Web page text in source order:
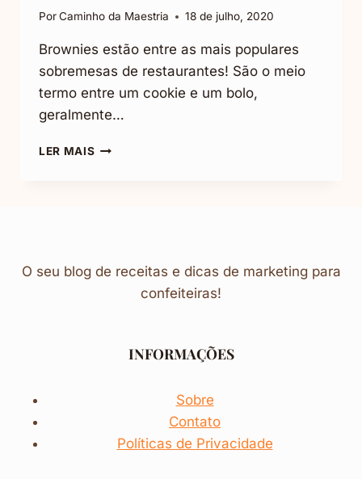
PorCaminho da Maestria 18 de julho, 2020
Brownies estão entre as mais populares
sobremesas de restaurantes! São o meio
termo entre um cookie e um bolo,
geralmente…
LER MAISCOMO
O seu blog de receitas e dicas de marketing para
confeiteiras!
INFORMAÇÕES
Sobre
Contato
Políticas de Privacidade